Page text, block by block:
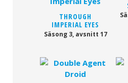
THROUGH
IMPERIAL EYES
Säsong 3, avsnitt 17